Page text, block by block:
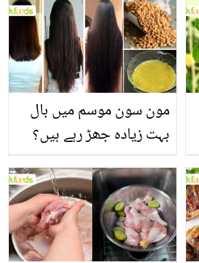
انگیز فوائد جو شاید ہی آپ
کو معلوم ہوں
مون سون موسم میں بال
بہت زیادہ جھڑ رہے ہیں؟
بنانے کے چند قدرتی طریقے